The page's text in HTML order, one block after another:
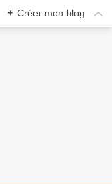
+ Créer mon blog